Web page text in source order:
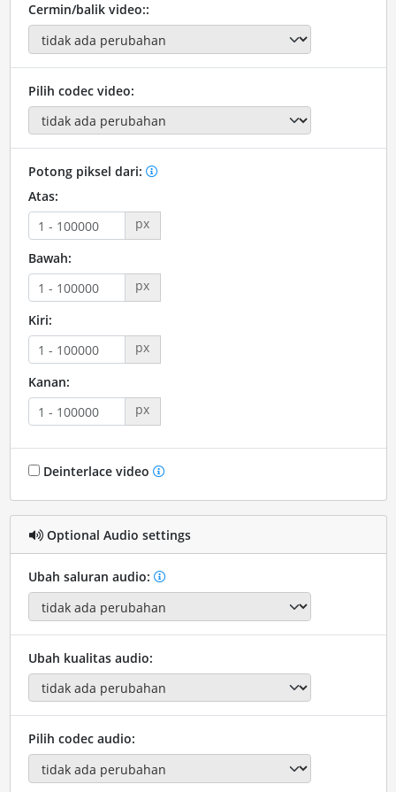
Cermin/balik video::
Pilih codec video:
Potong piksel dari:
Atas:
px
Bawah:
px
Kiri:
px
Kanan:
px
Deinterlace video
Optional Audio settings
Ubah saluran audio:
Ubah kualitas audio:
Pilih codec audio: